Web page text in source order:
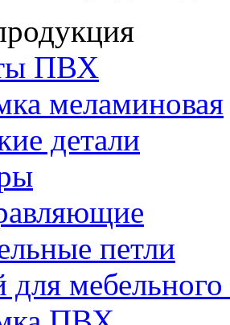
ПВХ
меламиновая
детали
петли
для мебельного